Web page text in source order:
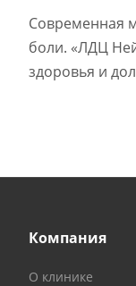
Современная
боли. «ЛДЦ
здоровья и
Компания
О клинике